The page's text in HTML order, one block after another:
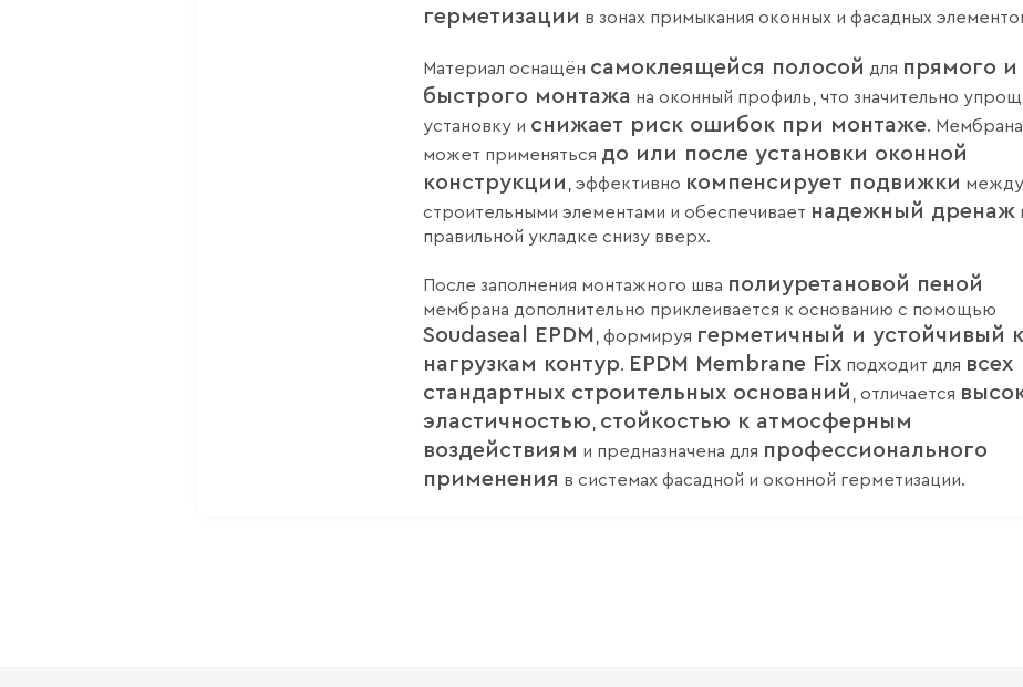
герметизации в зонах примыкания оконных и фасадных
Материал оснащён самоклеящейся полосой для прямого и
быстрого монтажа на оконный профиль, что значительно
установку и снижает риск ошибок при монтаже. Мембрана
может применяться до или после установки оконной
конструкции
, эффективно компенсирует подвижки между
строительными элементами и обеспечивает надежный дренаж
правильной укладке снизу вверх.
После заполнения монтажного шва полиуретановой пеной
мембрана дополнительно приклеивается к основанию с помощью
Soudaseal EPDM , формируя герметичный и устойчивый к
нагрузкам контур. EPDM Membrane Fix подходит для всех
стандартных строительных оснований
, отличается
эластичностью стойкостью к атмосферным
воздействиям и предназначена для профессионального
применения в системах фасадной и оконной герметизации.